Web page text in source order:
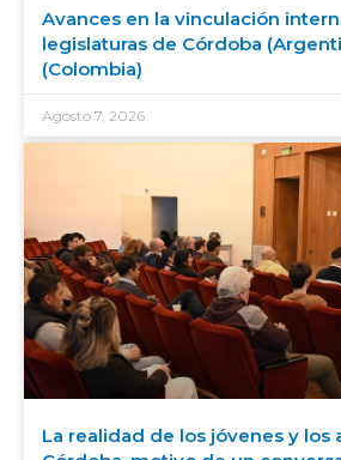
Avances en la vinculación
legislaturas de Córdoba
(Colombia)
Agosto 7, 2026
La realidad de los jóvenes y los